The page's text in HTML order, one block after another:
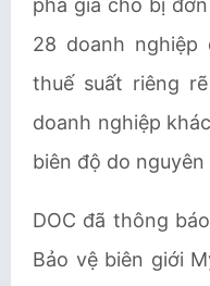
phá giá cho bị
28 doanh nghiệp
thuế suất riêng
doanh nghiệp
biên độ do
DOC đã thông
Bảo vệ biên giới